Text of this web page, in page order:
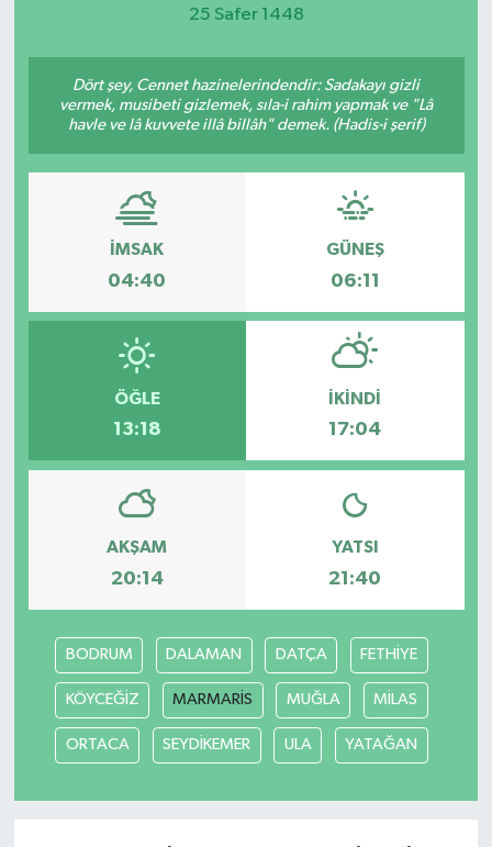
25 Safer 1448
Dört şey, Cennet hazinelerindendir: Sadakayı gizli
vermek, musibeti gizlemek, sıla-i rahim yapmak ve "Lâ
havle ve lâ kuvvete illâ billâh" demek. (Hadis-i şerif)
İMSAK
04:40
GÜNEŞ
06:11
ÖĞLE
13:18
İKINDI
17:04
AKŞAM
20:14
YATSI
21:40
BODRUM DALAMAN DATÇA FETHİYE
KÖYCEĞİZ MARMARİS MUĞLA MİLAS
ORTACA SEYDİKEMER ULA YATAĞAN
Etkinlikler